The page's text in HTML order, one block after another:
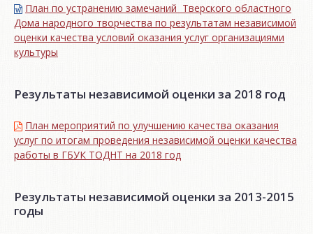
План по устранению замечаний Тверского областного
Дома народного творчества по результатам независимой
оценки качества условий оказания услуг организациями
культуры
Результаты независимой оценки за 2018 год
План мероприятий по улучшению качества оказания
услуг по итогам проведения независимой оценки качества
работы в ГБУК ТОДНТ на 2018 год
Результаты независимой оценки за 2013-2015
годы